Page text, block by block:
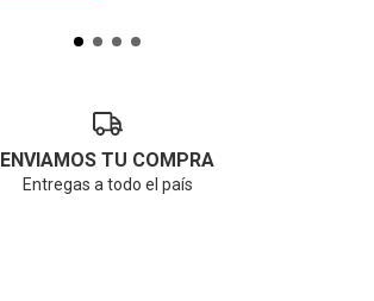
ENVIAMOS TU COMPRA
Entregas a todo el país